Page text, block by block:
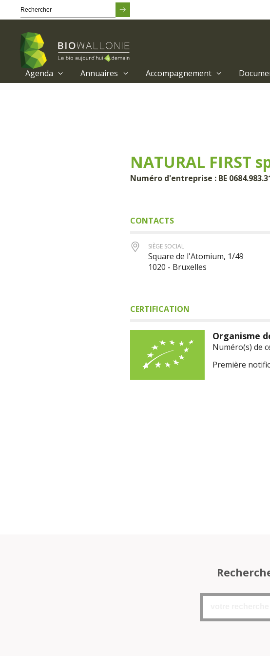
Agenda Annuaires Accompagnement
NATURAL FIRST
Numéro d'entreprise : BE
CONTACTS
SIÈGE SOCIAL
Square de l'Atomium, 1/49
1020 - Bruxelles
CERTIFICATION
Organisme
Numéro(s) de
Première